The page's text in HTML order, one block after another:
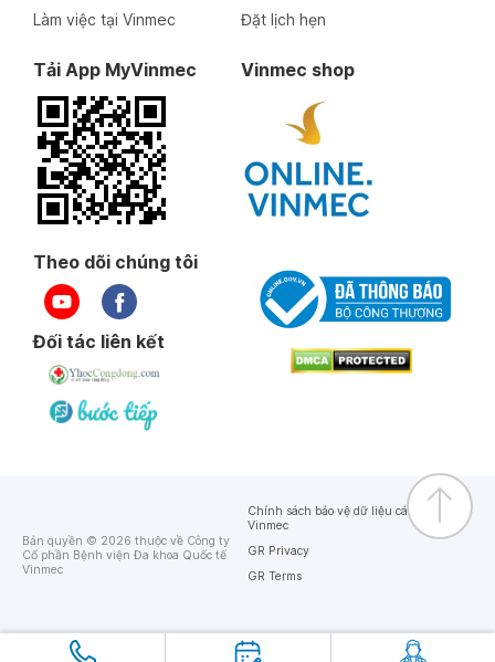
Làm việc tại Vinmec
Đặt lịch hẹn
Tải App MyVinmec Vinmec shop
Theo dõi chúng tôi
Đối tác liên kết
Bản quyền © 2026 thuộc về Công ty
Cổ phần Bệnh viện Đa khoa Quốc tế
Vinmec
Chính sách bảo vệ dữ liệu cá nhân của
Vinmec
GR Privacy
GR Terms